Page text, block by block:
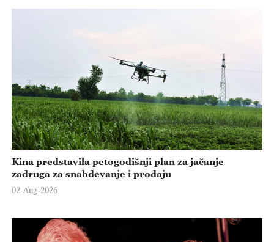
Kina predstavila petogodišnji plan za jačanje
zadruga za snabdevanje i prodaju
02-Aug-2026